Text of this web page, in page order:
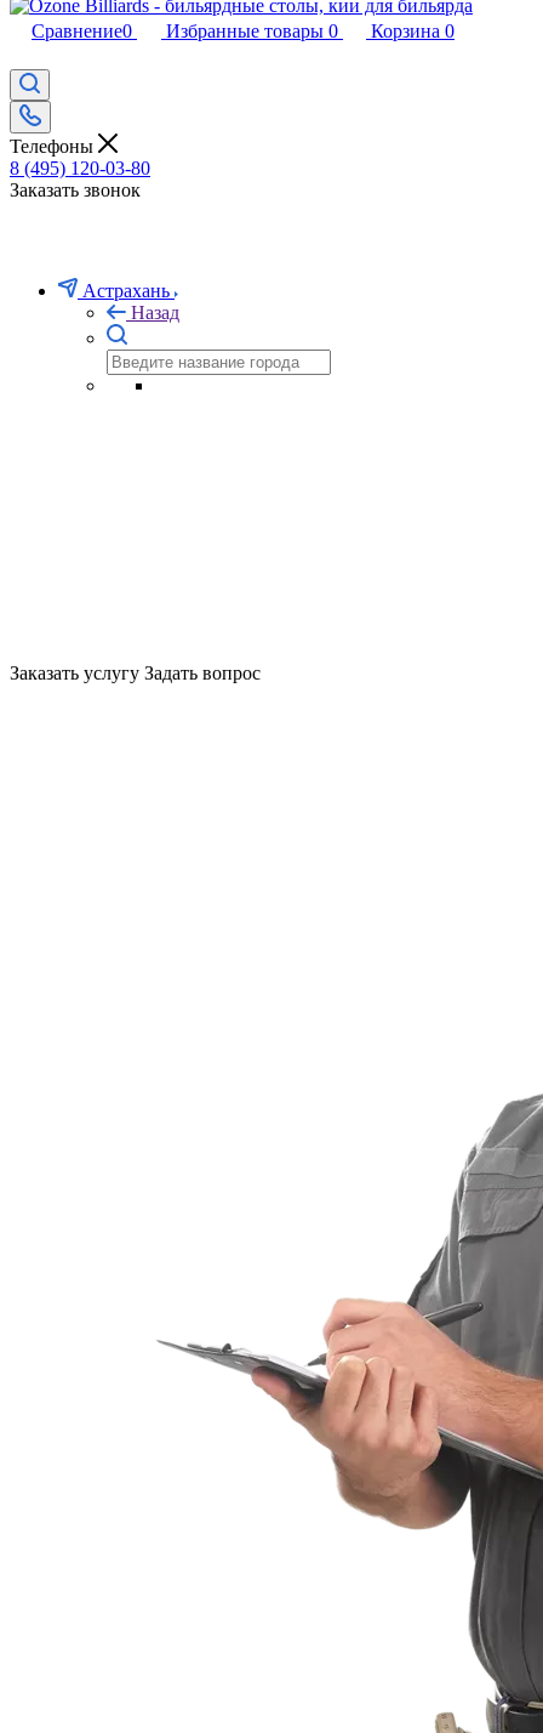
Сравнение0 Избранные товары 0 Корзина 0
Телефоны
8 (495) 120-03-80
Заказать звонок
Астрахань
Назад
Заказать услугу Задать вопрос